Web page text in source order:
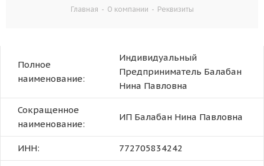
Главная - О компании - Реквизиты
Полное
наименование:
Индивидуальный
Предприниматель Балабан
Нина Павловна
Сокращенное
наименование:
ИП Балабан Нина Павловна
ИНН: 772705834242